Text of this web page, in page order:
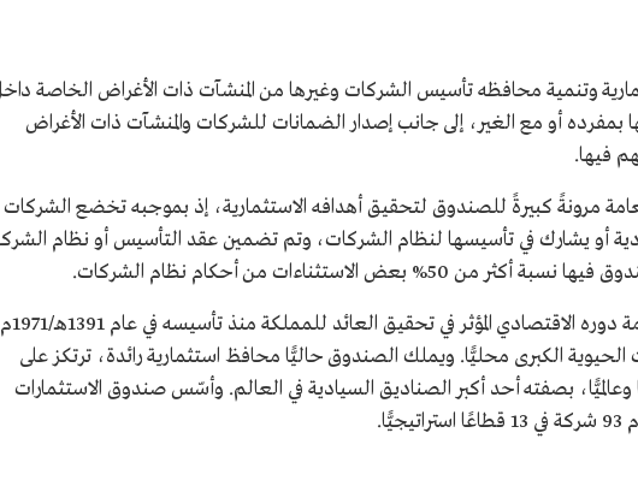
وتنمية محافظه تأسيس الشركات وغيرها من المنشآت ذات الأغراض الخاصة
بمفرده أو مع الغير، إلى جانب إصدار الضمانات للشركات والمنشآت ذات الأغراض
فيها.
مرونةً كبيرةً للصندوق لتحقيق أهدافه الاستثمارية، إذ بموجبه تخضع الشركات
أو يشارك في تأسيسها لنظام الشركات، وتم تضمين عقد التأسيس أو نظام
الاستثناءات من أحكام نظام الشركات.
ويواصل صندوق الاستثمارات العامة دوره
الكبرى محليًّا. ويملك الصندوق حاليًّا محافظ استثمارية رائدة، ترتكز على
وعالميًّا، بصفته أحد أكبر الصناديق السيادية في العالم. وأسّس صندوق الاستثمارات